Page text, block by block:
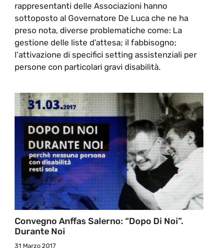
rappresentanti delle Associazioni hanno
sottoposto al Governatore De Luca che ne ha
preso nota, diverse problematiche come: La
gestione delle liste d’attesa; il fabbisogno;
l'attivazione di specifici setting assistenziali per
persone con particolari gravi disabilità.
Convegno Anffas Salerno: “Dopo Di Noi”.
Durante Noi
31 Marzo 2017